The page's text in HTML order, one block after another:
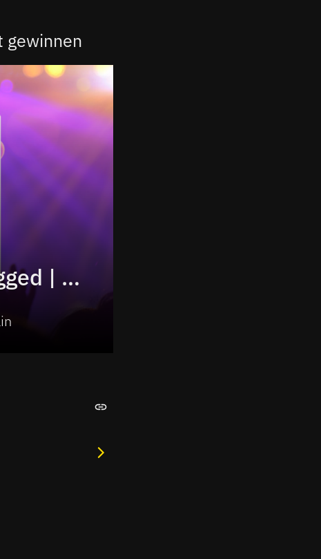
gewinnen
nhow präsentiert MiA.Minimal Unplugged | Konzert